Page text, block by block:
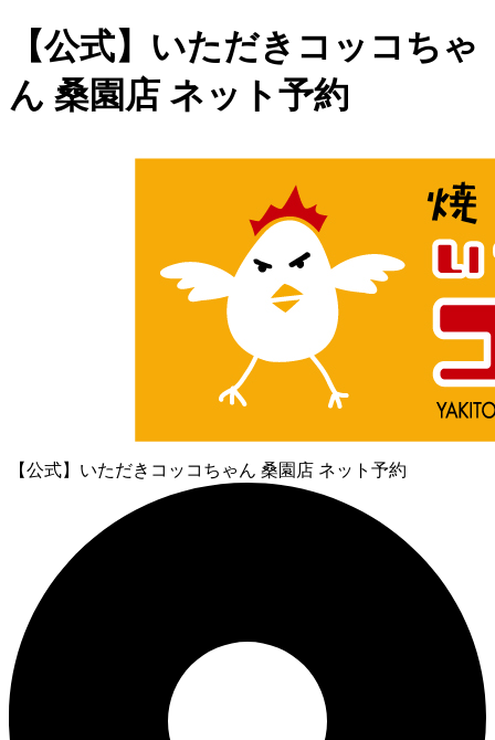
【公式】いただきコッコちゃ
ん 桑園店 ネット予約
【公式】いただきコッコちゃん 桑園店 ネット予約